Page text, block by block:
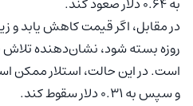
روزه بسته شود، نشان‌دهنده
و سپس به 0.31 دلار سقوط کند.